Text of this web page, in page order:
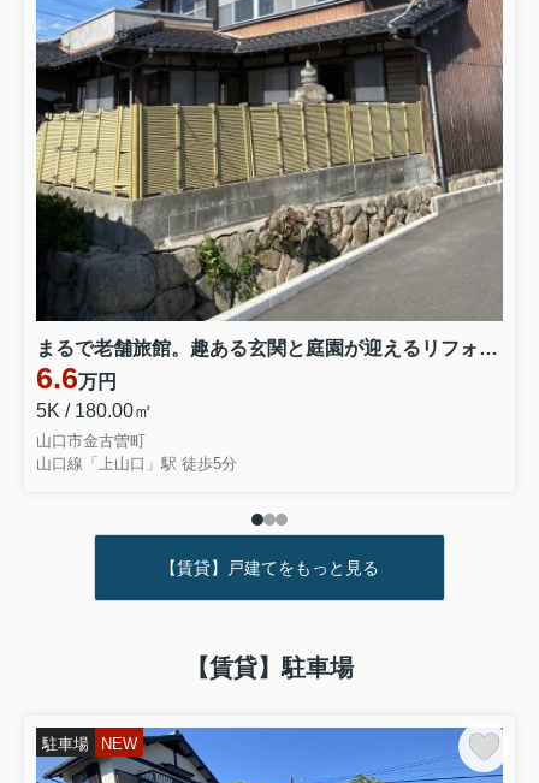
まるで老舗旅館。趣ある玄関と庭園が迎えるリフォーム済み戸建て
6.6万円
5K / 180.00㎡
山口市金古曽町
山口線「上山口」駅 徒歩5分
【賃貸】戸建てをもっと見る
【賃貸】駐車場
駐車場 NEW